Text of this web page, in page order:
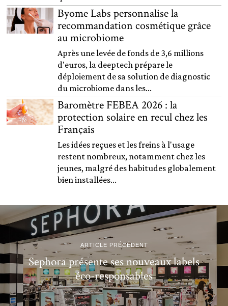
Byome Labs personnalise la
recommandation cosmétique grâce
au microbiome
Après une levée de fonds de 3,6 millions
d'euros, la deeptech prépare le
déploiement de sa solution de diagnostic
du microbiome dans les...
Baromètre FEBEA 2026 : la
protection solaire en recul chez les
Français
Les idées reçues et les freins à l'usage
restent nombreux, notamment chez les
jeunes, malgré des habitudes globalement
bien installées...
ARTICLE PRÉCÉDENT
Sephora présente ses nouveaux labels
éco-responsables